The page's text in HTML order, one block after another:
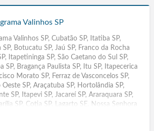
Valinhos SP
Valinhos SP, Cubatão SP, Itatiba SP,
SP, Botucatu SP, Jaú SP, Franco da Rocha
Itapetininga SP, São Caetano do Sul SP,
SP, Bragança Paulista SP, Itu SP, Itapecerica
Morato SP, Ferraz de Vasconcelos SP,
SP, Araçatuba SP, Hortolândia SP,
SP, Itapevi SP, Jacareí SP, Araraquara SP,
SP, Cotia SP, Lagarto SE, Nossa Senhora
SC, Joinville SC, Caracaraí RR,
RO, Ji-Paraná RO, Pelotas RS,